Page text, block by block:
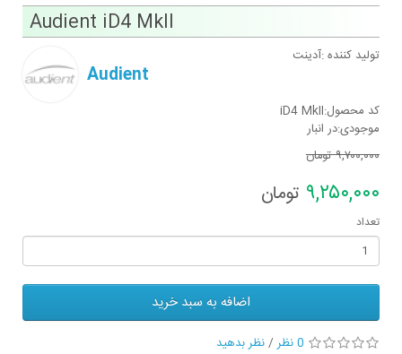
Audient iD4 MkII
تولید کننده :آدینت
Audient
کد محصول:iD4 MkII
موجودی:در انبار
٩,٧٠٠,٠٠٠تومان
٩,٢۵٠,٠٠٠ تومان
تعداد
اضافه به سبد خرید
0 نظر /نظر بدهید